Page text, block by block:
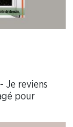
Je reviens
pour